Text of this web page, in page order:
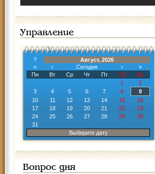
Управление
?
Август, 2026
«
‹ Сегодня ›
»
Пн
Вт Ср Чт Пт Сб
Вс
1
2
3
4 5 6 7 8
9
10
11 12 13 14 15
16
17
18 19 20 21 22
23
24
25 26 27 28 29
30
31
Выберите дату
Вопрос дня